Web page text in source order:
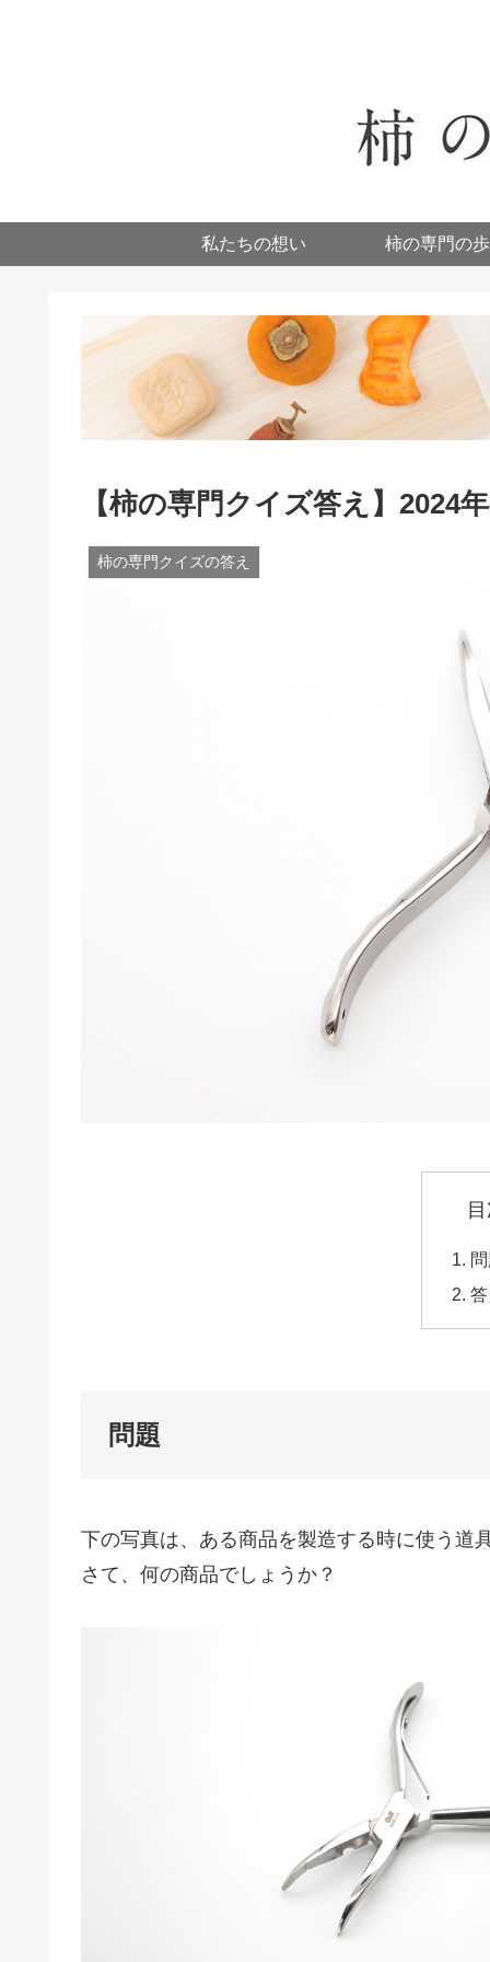
私たちの想い 柿の専門の
【柿の専門クイズ答え】2024
柿の専門クイズの答え
問題
下の写真は、ある商品を製造する時に使う道
さて、何の商品でしょうか？